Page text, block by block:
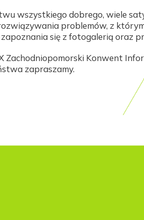
wszystkiego dobrego, wiele
problemów, z
zapoznania się z fotogalerią oraz
Zachodniopomorski Konwent
zapraszamy.